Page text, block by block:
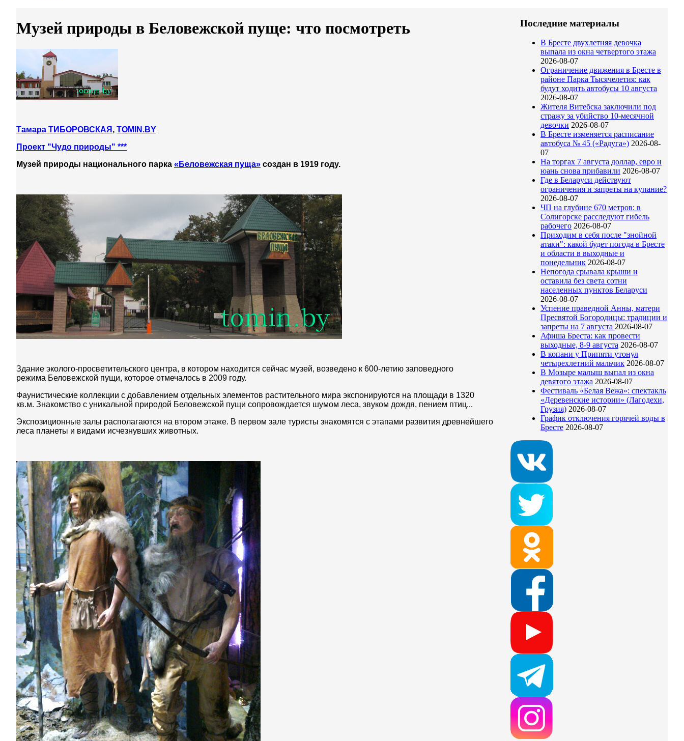
Музей природы в Беловежской пуще: что посмотреть
Тамара ТИБОРОВСКАЯ , TOMIN.BY
Проект "Чудо природы" ***
Музей природы национального парка «Беловежская пуща» создан в 1919 году.
Здание эколого-просветительского центра, в котором находится сейчас музей, возведено к 600-летию заповедного
режима Беловежской пущи, которое отмечалось в 2009 году.
Фаунистические коллекции с добавлением отдельных элементов растительного мира экспонируются на площади в 1320
кв.м. Знакомство с уникальной природой Беловежской пущи сопровождается шумом леса, звуком дождя, пением птиц...
Экспозиционные залы располагаются на втором этаже. В первом зале туристы знакомятся с этапами развития древнейшего
леса планеты и видами исчезнувших животных.
Последние материалы
В Бресте двухлетняя девочка
выпала из окна четвертого этажа
2026-08-07
Ограничение движения в Бресте в
районе Парка Тысячелетия: как
будут ходить автобусы 10 августа
2026-08-07
Жителя Витебска заключили под
стражу за убийство 10-месячной
девочки 2026-08-07
В Бресте изменяется расписание
автобуса № 45 («Радуга») 2026-08-
07
На торгах 7 августа доллар, евро и
юань снова прибавили 2026-08-07
Где в Беларуси действуют
ограничения и запреты на купание?
2026-08-07
ЧП на глубине 670 метров: в
Солигорске расследуют гибель
рабочего 2026-08-07
Приходим в себя после "знойной
атаки": какой будет погода в Бресте
и области в выходные и
понедельник 2026-08-07
Непогода срывала крыши и
оставила без света сотни
населенных пунктов Беларуси
2026-08-07
Успение праведной Анны, матери
Пресвятой Богородицы: традиции и
запреты на 7 августа 2026-08-07
Афиша Бреста: как провести
выходные, 8-9 августа 2026-08-07
В копани у Припяти утонул
четырехлетний мальчик 2026-08-07
В Мозыре малыш выпал из окна
девятого этажа 2026-08-07
Фестиваль «Белая Вежа»: спектакль
«Деревенские истории» (Лагодехи,
Грузия) 2026-08-07
График отключения горячей воды в
Бресте 2026-08-07